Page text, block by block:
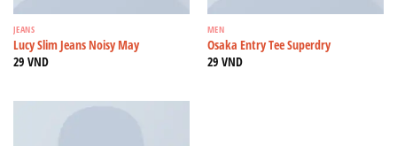
JEANS
Lucy Slim Jeans Noisy May
29 VND
MEN
Osaka Entry Tee Superdry
29 VND